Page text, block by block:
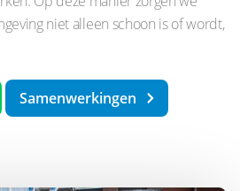
niet alleen schoon is of wordt,
Samenwerkingen